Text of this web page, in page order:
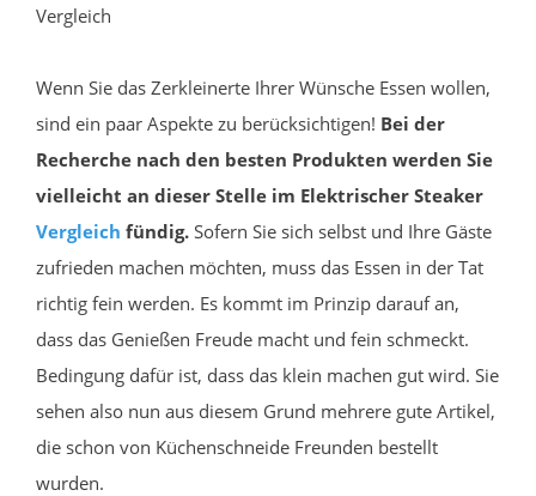
Vergleich
Wenn Sie das Zerkleinerte Ihrer Wünsche Essen wollen,
sind ein paar Aspekte zu berücksichtigen! Bei der
Recherche nach den besten Produkten werden Sie
vielleicht an dieser Stelle im Elektrischer Steaker
Vergleich fündig. Sofern Sie sich selbst und Ihre Gäste
zufrieden machen möchten, muss das Essen in der Tat
richtig fein werden. Es kommt im Prinzip darauf an,
dass das Genießen Freude macht und fein schmeckt.
Bedingung dafür ist, dass das klein machen gut wird. Sie
sehen also nun aus diesem Grund mehrere gute Artikel,
die schon von Küchenschneide Freunden bestellt
wurden.